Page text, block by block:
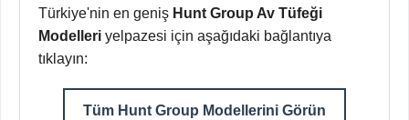
Türkiye'nin en geniş Hunt Group Av Tüfeği
Modelleri yelpazesi için aşağıdaki bağlantıya
tıklayın:
Tüm Hunt Group Modellerini Görün